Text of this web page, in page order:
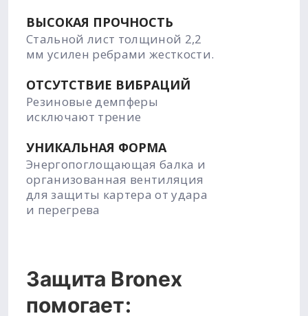
ВЫСОКАЯ ПРОЧНОСТЬ
Стальной лист толщиной 2,2
мм усилен ребрами жесткости.
ОТСУТСТВИЕ ВИБРАЦИЙ
Резиновые демпферы
исключают трение
УНИКАЛЬНАЯ ФОРМА
Энергопоглощающая балка и
организованная вентиляция
для защиты картера от удара
и перегрева
Защита Bronex
помогает: